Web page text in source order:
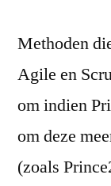
Methoden
Agile en
om indien
om deze
(zoals